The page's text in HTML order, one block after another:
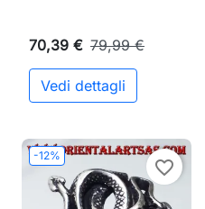
70,39 € 79,99 €
Vedi dettagli
-12%
favorite_border